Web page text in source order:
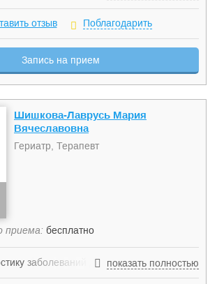
и увеличение продолжительности
Медицинская помощь инвалидам,
пациента и улучшение
на лечении
сосудистой системы, органов
заболеваний.
отзыв Поблагодарить
Запись на прием
Шишкова-Лаврусь Мария
Вячеславовна
Гериатр, Терапевт
приема: бесплатно
заболеваний дыхательной системы,
профиля, диагностику
показать полностью